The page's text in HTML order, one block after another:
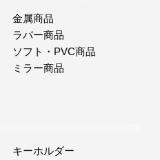
金属商品
ラバー商品
ソフト・PVC商品
ミラー商品
キーホルダー